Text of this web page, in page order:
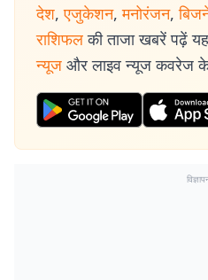
देश, एजुकेशन, मनोरंजन,
राशिफल की ताजा खबरें पढ़ें
न्यूज और लाइव न्यूज कवरेज के